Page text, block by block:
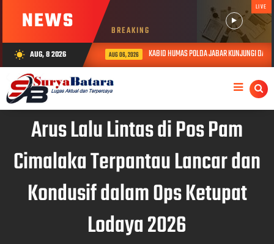
NEWS BREAKING
LIVE
wb_sunny AUG, 8 2026 AUG 06, 2026 KABID HUMAS POLDA JABAR KUNJUNGI DAN
Arus Lalu Lintas di Pos Pam
Cimalaka Terpantau Lancar dan
Kondusif dalam Ops Ketupat
Lodaya 2026